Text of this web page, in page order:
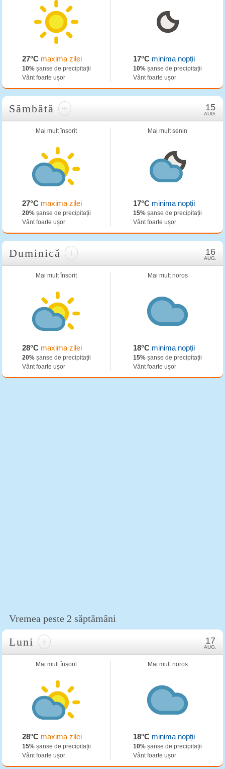
27°Cmaxima zilei
10%șanse de precipitații
Vânt foarte ușor
17°C minima nopții
10% șanse de precipitații
Vânt foarte ușor
Sâmbătă + 15
AUG.
Mai mult însorit
27°Cmaxima zilei
20%șanse de precipitații
Vânt foarte ușor
Mai mult senin
17°C minima nopții
15% șanse de precipitații
Vânt foarte ușor
Duminică + 16
AUG.
Mai mult însorit
28°Cmaxima zilei
20%șanse de precipitații
Vânt foarte ușor
Mai mult noros
18°C minima nopții
15% șanse de precipitații
Vânt foarte ușor
Vremea peste 2 săptămâni
Luni + 17
AUG.
Mai mult însorit
28°Cmaxima zilei
15%șanse de precipitații
Vânt foarte ușor
Mai mult noros
18°C minima nopții
10% șanse de precipitații
Vânt foarte ușor